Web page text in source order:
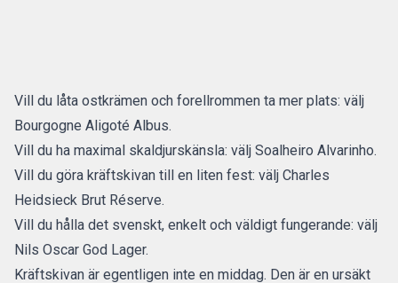
Vill du låta ostkrämen och forellrommen ta mer plats: välj
Bourgogne Aligoté Albus.
Vill du ha maximal skaldjurskänsla: välj Soalheiro Alvarinho.
Vill du göra kräftskivan till en liten fest: välj Charles
Heidsieck Brut Réserve.
Vill du hålla det svenskt, enkelt och väldigt fungerande: välj
Nils Oscar God Lager.
Kräftskivan är egentligen inte en middag. Den är en ursäkt